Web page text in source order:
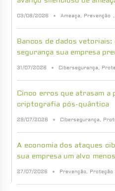
03/08/2026 Ameaça, Prevenção ,
Bancos de dados
segurança sua empresa
31/07/2026 Cibersegurança,
Cinco erros que atrasam a
criptografia pós-quântica
29/07/2026 Cibersegurança,
A economia dos ataques
sua empresa um alvo
27/07/2026 Prevenção, Proteção